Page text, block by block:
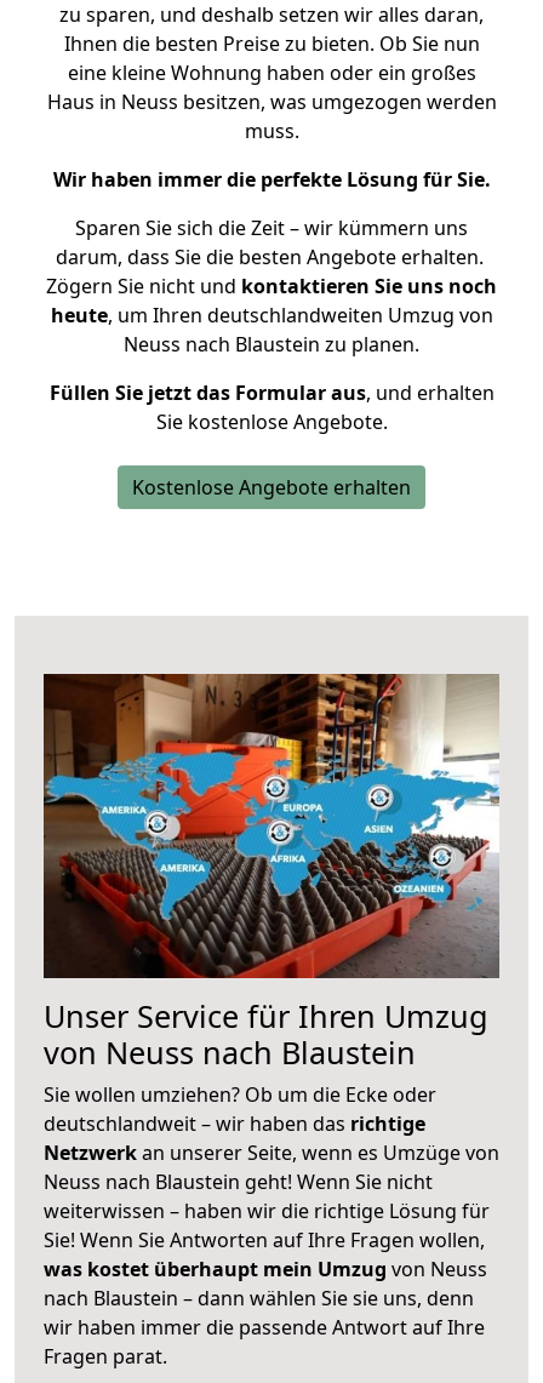
zu sparen, und deshalb setzen wir alles daran,
Ihnen die besten Preise zu bieten. Ob Sie nun
eine kleine Wohnung haben oder ein großes
Haus in Neuss besitzen, was umgezogen werden
muss.
Wir haben immer die perfekte Lösung für Sie.
Sparen Sie sich die Zeit – wir kümmern uns
darum, dass Sie die besten Angebote erhalten.
Zögern Sie nicht und kontaktieren Sie uns noch
heute, um Ihren deutschlandweiten Umzug von
Neuss nach Blaustein zu planen.
Füllen Sie jetzt das Formular aus, und erhalten
Sie kostenlose Angebote.
Kostenlose Angebote erhalten
Unser Service für Ihren Umzug
von Neuss nach Blaustein
Sie wollen umziehen? Ob um die Ecke oder
deutschlandweit – wir haben das richtige
Netzwerkan unserer Seite, wenn es Umzüge von
Neuss nach Blaustein geht! Wenn Sie nicht
weiterwissen – haben wir die richtige Lösung für
Sie! Wenn Sie Antworten auf Ihre Fragen wollen,
was kostet überhaupt mein Umzug von Neuss
nach Blaustein – dann wählen Sie sie uns, denn
wir haben immer die passende Antwort auf Ihre
Fragen parat.